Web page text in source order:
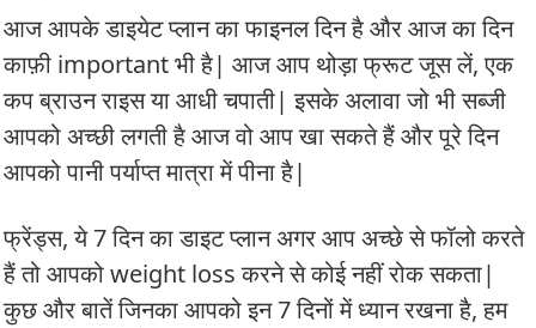
आज आपके डाइयेट प्लान का फाइनल दिन है और आज का दिन
काफ़ी important भी है| आज आप थोड़ा फ्रूट जूस लें, एक
कप ब्राउन राइस या आधी चपाती| इसके अलावा जो भी सब्जी
आपको अच्छी लगती है आज वो आप खा सकते हैं और पूरे दिन
आपको पानी पर्याप्त मात्रा में पीना है|
फ्रेंड्स, ये 7 दिन का डाइट प्लान अगर आप अच्छे से फॉलो करते
हैं तो आपको weight loss करने से कोई नहीं रोक सकता|
कुछ और बातें जिनका आपको इन 7 दिनों में ध्यान रखना है, हम